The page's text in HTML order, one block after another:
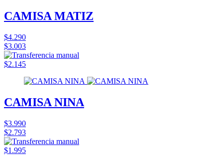
CAMISA MATIZ
$4.290
$3.003
$2.145
CAMISA NINA
$3.990
$2.793
$1.995